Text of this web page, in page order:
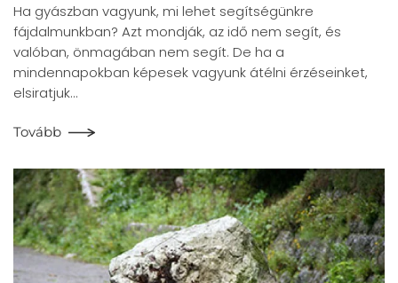
Ha gyászban vagyunk, mi lehet segítségünkre
fájdalmunkban? Azt mondják, az idő nem segít, és
valóban, önmagában nem segít. De ha a
mindennapokban képesek vagyunk átélni érzéseinket,
elsiratjuk…
Tovább